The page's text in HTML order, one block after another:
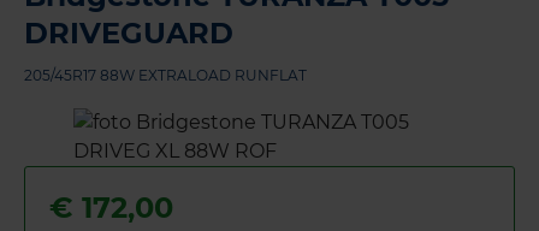
DRIVEGUARD
205/45R17 88W EXTRALOAD RUNFLAT
€ 172,00